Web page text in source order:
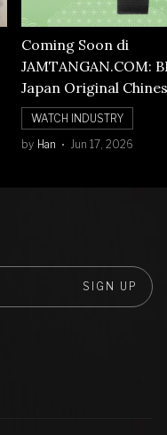
Coming Soon di
JAMTANGAN.COM:
Japan Original
Numerals Watch
WATCH INDUSTRY
by Han Jun 17, 2026
SIGN UP